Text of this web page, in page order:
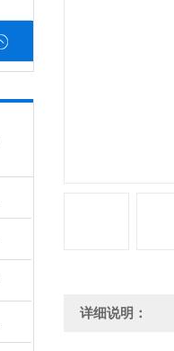
详细说明：